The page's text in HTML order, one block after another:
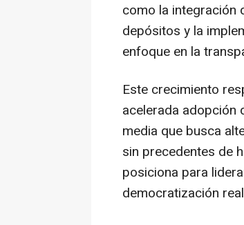
como la integración
depósitos y la
enfoque en la
Este crecimiento
acelerada adopción
media que busca
sin precedentes de
posiciona para
democratización